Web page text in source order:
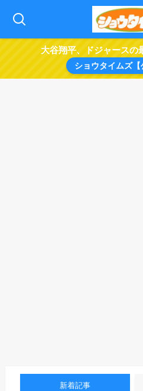
大谷翔平、ドジャースの
ショウタイムズ
新着記事